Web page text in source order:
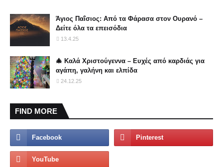
Άγιος Παΐσιος: Από τα Φάρασα στον Ουρανό –
Δείτε όλα τα επεισόδια
13.4.25
🎄 Καλά Χριστούγεννα – Ευχές από καρδιάς για
αγάπη, γαλήνη και ελπίδα
24.12.25
FIND MORE